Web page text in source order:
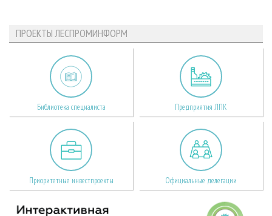
ПРОЕКТЫ ЛЕСПРОМИНФОРМ
Библиотека специалиста Предприятия ЛПК
Приоритетные инвестпроекты Официальные делегации